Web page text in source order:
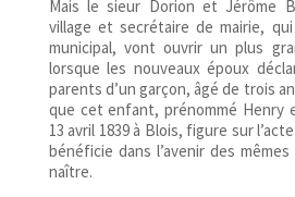
Mais le sieur Dorion et Jérôme
village et secrétaire de mairie,
municipal, vont ouvrir un plus
lorsque les nouveaux époux
parents d’un garçon, âgé de trois
que cet enfant, prénommé Henry
13 avril 1839 à Blois, figure sur
bénéficie dans l’avenir des
naître.